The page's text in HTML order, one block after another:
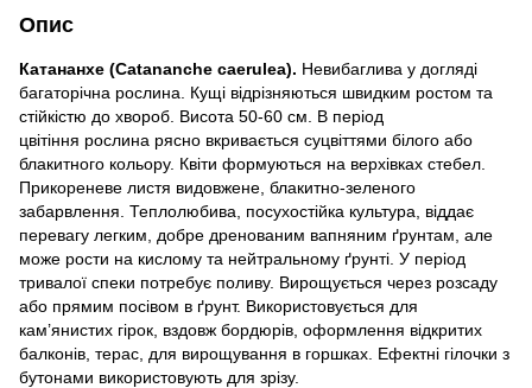
Опис
Катананхе (Catananche caerulea). Невибаглива у догляді
багаторічна рослина. Кущі відрізняються швидким ростом та
стійкістю до хвороб. Висота 50-60 см. В період
цвітіння рослина рясно вкривається суцвіттями білого або
блакитного кольору. Квіти формуються на верхівках стебел.
Прикореневе листя видовжене, блакитно-зеленого
забарвлення. Теплолюбива, посухостійка культура, віддає
перевагу легким, добре дренованим вапняним ґрунтам, але
може рости на кислому та нейтральному ґрунті. У період
тривалої спеки потребує поливу. Вирощується через розсаду
або прямим посівом в ґрунт. Використовується для
кам’янистих гірок, вздовж бордюрів, оформлення відкритих
балконів, терас, для вирощування в горшках. Ефектні гілочки з
бутонами використовують для зрізу.